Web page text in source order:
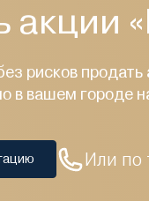
акции
рисков
в вашем городе
Или по